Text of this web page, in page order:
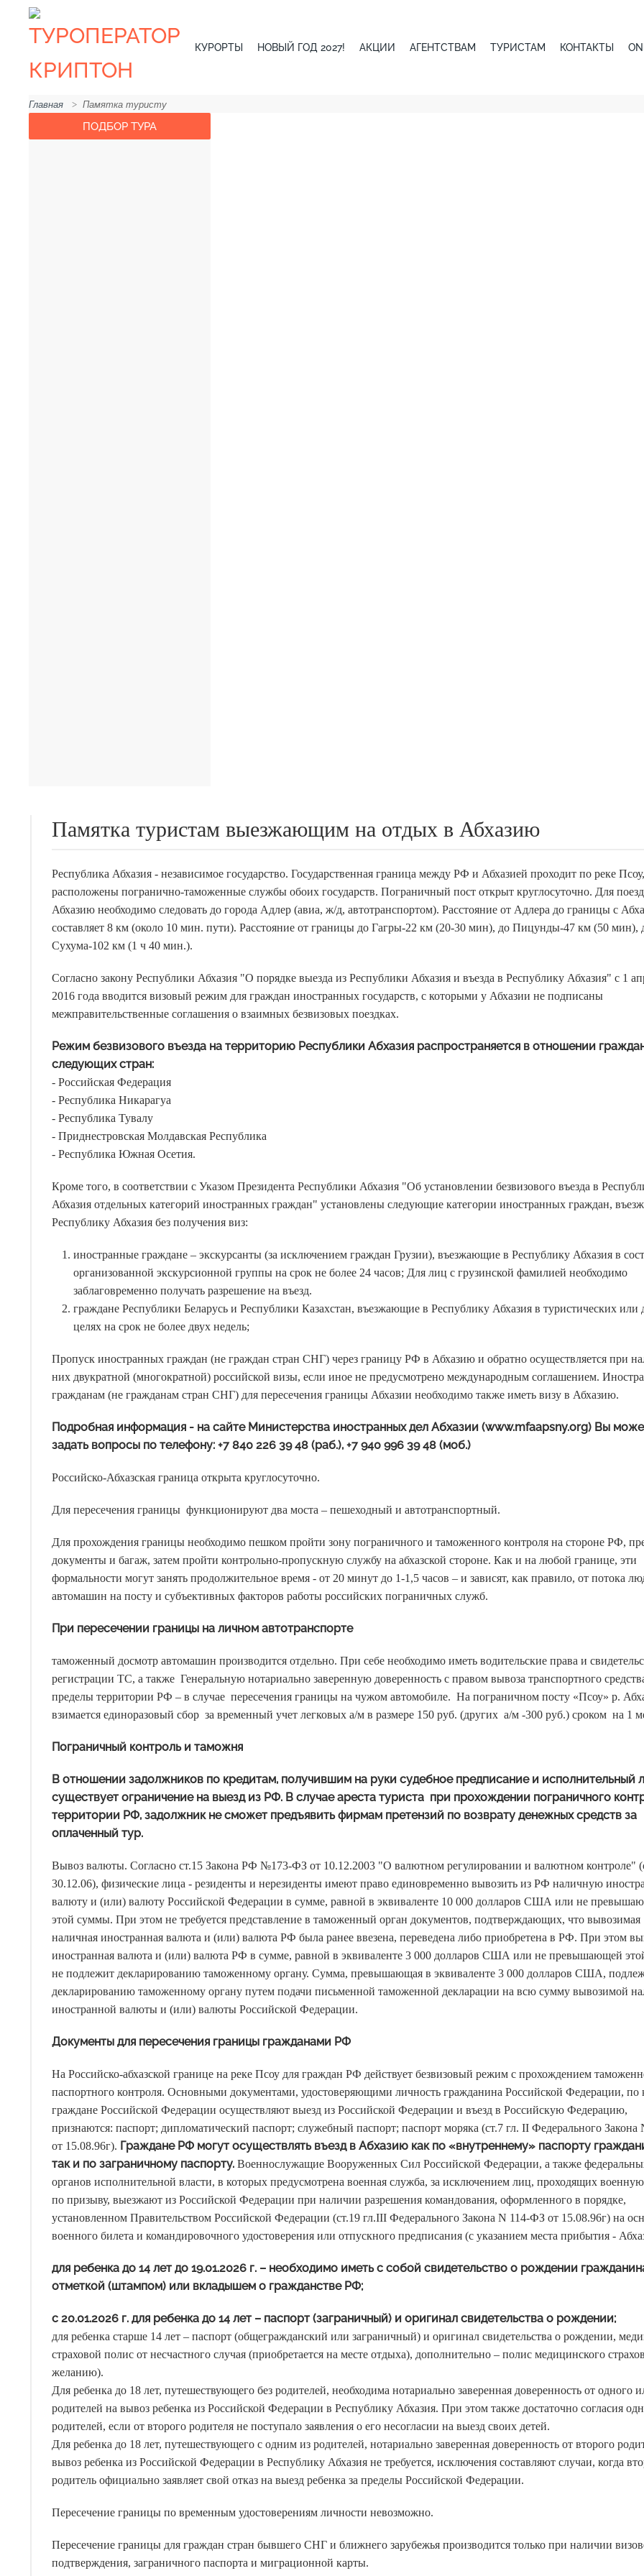
КУРОРТЫ НОВЫЙ ГОД 2027! АКЦИИ АГЕНТСТВАМ ТУРИСТАМ КОНТАКТЫ
Главная Памятка туристу
ПОДБОР ТУРА
Памятка туристам выезжающим на отдых в Абхазию
Республика Абхазия - независимое государство. Государственная граница между РФ и Абхазией проходит по реке
расположены погранично-таможенные службы обоих государств. Пограничный пост открыт круглосуточно. Для
Абхазию необходимо следовать до города Адлер (авиа, ж/д, автотранспортом). Расстояние от Адлера до границы с
составляет 8 км (около 10 мин. пути). Расстояние от границы до Гагры-22 км (20-30 мин), до Пицунды-47 км (50 мин),
Сухума-102 км (1 ч 40 мин.).
Согласно закону Республики Абхазия "О порядке выезда из Республики Абхазия и въезда в Республику Абхазия" с 1
2016 года вводится визовый режим для граждан иностранных государств, с которыми у Абхазии не подписаны
межправительственные соглашения о взаимных безвизовых поездках.
Режим безвизового въезда на территорию Республики Абхазия распространяется в отношении
следующих стран:
- Российская Федерация
- Республика Никарагуа
- Республика Тувалу
- Приднестровская Молдавская Республика
- Республика Южная Осетия.
Кроме того, в соответствии с Указом Президента Республики Абхазия "Об установлении безвизового въезда в
Абхазия отдельных категорий иностранных граждан" установлены следующие категории иностранных граждан,
Республику Абхазия без получения виз:
иностранные граждане – экскурсанты (за исключением граждан Грузии), въезжающие в Республику Абхазия в
организованной экскурсионной группы на срок не более 24 часов; Для лиц с грузинской фамилией необходимо
заблаговременно получать разрешение на въезд.
граждане Республики Беларусь и Республики Казахстан, въезжающие в Республику Абхазия в туристических или
целях на срок не более двух недель;
Пропуск иностранных граждан (не граждан стран СНГ) через границу РФ в Абхазию и обратно осуществляется при
них двукратной (многократной) российской визы, если иное не предусмотрено международным соглашением.
гражданам (не гражданам стран СНГ) для пересечения границы Абхазии необходимо также иметь визу в Абхазию.
Подробная информация - на сайте Министерства иностранных дел Абхазии (www.mfaapsny.org) Вы
задать вопросы по телефону: +7 840 226 39 48 (раб.), +7 940 996 39 48 (моб.)
Российско-Абхазская граница открыта круглосуточно.
Для пересечения границы функционируют два моста – пешеходный и автотранспортный.
Для прохождения границы необходимо пешком пройти зону пограничного и таможенного контроля на стороне РФ,
документы и багаж, затем пройти контрольно-пропускную службу на абхазской стороне. Как и на любой границе, эти
формальности могут занять продолжительное время - от 20 минут до 1-1,5 часов – и зависят, как правило, от потока
автомашин на посту и субъективных факторов работы российских пограничных служб.
При пересечении границы на личном автотранспорте
таможенный досмотр автомашин производится отдельно. При себе необходимо иметь водительские права и
регистрации ТС, а также Генеральную нотариально заверенную доверенность с правом вывоза транспортного
пределы территории РФ – в случае пересечения границы на чужом автомобиле. На пограничном посту «Псоу» р.
взимается единоразовый сбор за временный учет легковых а/м в размере 150 руб. (других а/м -300 руб.) сроком на 1
Пограничный контроль и таможня
В отношении задолжников по кредитам, получившим на руки судебное предписание и исполнительный
существует ограничение на выезд из РФ. В случае ареста туриста при прохождении пограничного
территории РФ, задолжник не сможет предъявить фирмам претензий по возврату денежных средств за
оплаченный тур.
Вывоз валюты. Согласно ст.15 Закона РФ №173-ФЗ от 10.12.2003 "О валютном регулировании и валютном контроле"
30.12.06), физические лица - резиденты и нерезиденты имеют право единовременно вывозить из РФ наличную
валюту и (или) валюту Российской Федерации в сумме, равной в эквиваленте 10 000 долларов США или не
этой суммы. При этом не требуется представление в таможенный орган документов, подтверждающих, что вывозимая
наличная иностранная валюта и (или) валюта РФ была ранее ввезена, переведена либо приобретена в РФ. При этом
иностранная валюта и (или) валюта РФ в сумме, равной в эквиваленте 3 000 долларов США или не превышающей
не подлежит декларированию таможенному органу. Сумма, превышающая в эквиваленте 3 000 долларов США,
декларированию таможенному органу путем подачи письменной таможенной декларации на всю сумму вывозимой
иностранной валюты и (или) валюты Российской Федерации.
Документы для пересечения границы гражданами РФ
На Российско-абхазской границе на реке Псоу для граждан РФ действует безвизовый режим с прохождением
паспортного контроля. Основными документами, удостоверяющими личность гражданина Российской Федерации, по
граждане Российской Федерации осуществляют выезд из Российской Федерации и въезд в Российскую Федерацию,
признаются: паспорт; дипломатический паспорт; служебный паспорт; паспорт моряка (ст.7 гл. II Федерального
от 15.08.96г). Граждане РФ могут осуществлять въезд в Абхазию как по «внутреннему» паспорту
так и по заграничному паспорту. Военнослужащие Вооруженных Сил Российской Федерации, а также
органов исполнительной власти, в которых предусмотрена военная служба, за исключением лиц, проходящих
по призыву, выезжают из Российской Федерации при наличии разрешения командования, оформленного в порядке,
установленном Правительством Российской Федерации (ст.19 гл.III Федерального Закона N 114-ФЗ от 15.08.96г) на
военного билета и командировочного удостоверения или отпускного предписания (с указанием места прибытия -
для ребенка до 14 лет до 19.01.2026 г. – необходимо иметь с собой свидетельство о рождении
отметкой (штампом) или вкладышем о гражданстве РФ;
с 20.01.2026 г. для ребенка до 14 лет – паспорт (заграничный) и оригинал свидетельства о рождении;
для ребенка старше 14 лет – паспорт (общегражданский или заграничный) и оригинал свидетельства о рождении,
страховой полис от несчастного случая (приобретается на месте отдыха), дополнительно – полис медицинского
желанию).
Для ребенка до 18 лет, путешествующего без родителей, необходима нотариально заверенная доверенность от одного
родителей на вывоз ребенка из Российской Федерации в Республику Абхазия. При этом также достаточно согласия
родителей, если от второго родителя не поступало заявления о его несогласии на выезд своих детей.
Для ребенка до 18 лет, путешествующего с одним из родителей, нотариально заверенная доверенность от второго
вывоз ребенка из Российской Федерации в Республику Абхазия не требуется, исключения составляют случаи, когда
родитель официально заявляет свой отказ на выезд ребенка за пределы Российской Федерации.
Пересечение границы по временным удостоверениям личности невозможно.
Пересечение границы для граждан стран бывшего СНГ и ближнего зарубежья производится только при наличии
подтверждения, заграничного паспорта и миграционной карты.